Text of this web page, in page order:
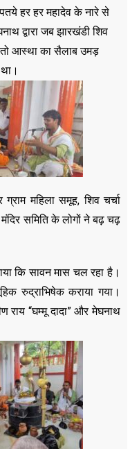
पतये हर हर महादेव के नारे से
द्वारा जब झारखंडी शिव
आस्था का सैलाब उमड़
महिला समूह, शिव चर्चा
समिति के लोगों ने बढ़ चढ़
कि सावन मास चल रहा है।
रुद्राभिषेक कराया गया।
राय “घम्मू दादा” और मेघनाथ